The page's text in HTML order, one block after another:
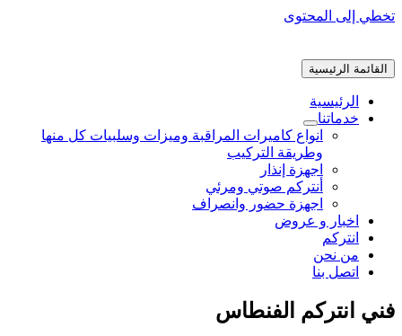
تخطي إلى المحتوى
القائمة الرئيسية
الرئيسية
خدماتنا
انواع كاميرات المراقبة وميزات وسلبيات كل منها
وطريقة التركيب
اجهزة إنذار
أنتركم صوتي ومرئي
اجهزة حضور وانصراف
اخبار و عروض
انتركم
من نحن
اتصل بنا
فني انتركم الفنطاس